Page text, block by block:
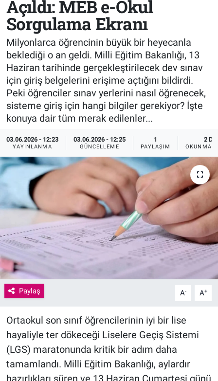
Açıldı: MEB e-Okul
Sorgulama Ekranı
Milyonlarca öğrencinin büyük bir heyecanla
beklediği o an geldi. Milli Eğitim Bakanlığı, 13
Haziran tarihinde gerçekleştirilecek dev sınav
için giriş belgelerini erişime açtığını bildirdi.
Peki öğrenciler sınav yerlerini nasıl öğrenecek,
sisteme giriş için hangi bilgiler gerekiyor? İşte
konuya dair tüm merak edilenler...
03.06.2026 - 12:23
YAYINLANMA
03.06.2026 - 12:25
GÜNCELLEME
1
PAYLAŞIM
2 DK
OKUNMA
Paylaş A- A+
Ortaokul son sınıf öğrencilerinin iyi bir lise
hayaliyle ter dökeceği Liselere Geçiş Sistemi
(LGS) maratonunda kritik bir adım daha
tamamlandı. Milli Eğitim Bakanlığı, aylardır
Spor
Teknoloji
Tv Medya
KÜLTÜR SANAT